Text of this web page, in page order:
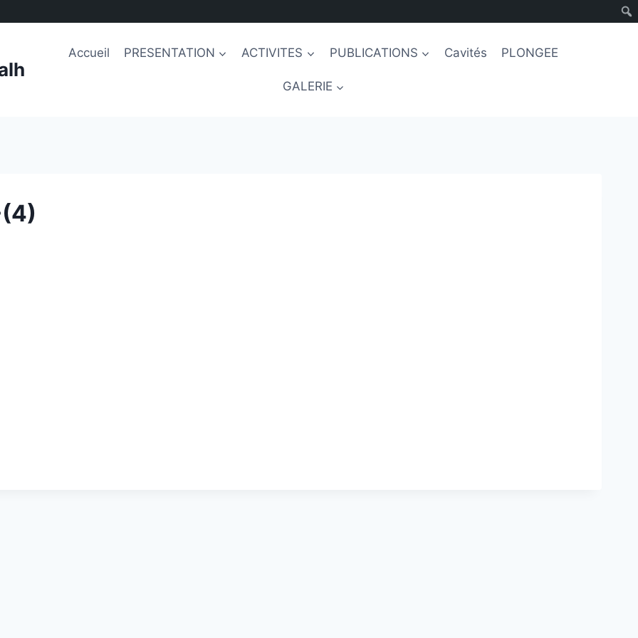
Accueil PRESENTATION ACTIVITES PUBLICATIONS Cavités PLONGEE
GALERIE